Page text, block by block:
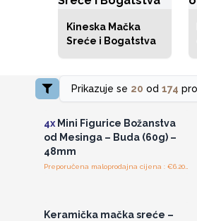
Kineska Mačka
Sreće i Bogatstva
Prikazuje se 20 od 174
Pristup veleprodajnim
cijenama
4x Mini Figurice Božanstva
od Mesinga – Buda (60g) –
48mm
Keramička mačka sreće –